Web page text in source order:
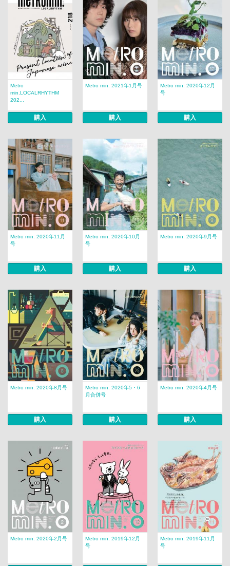
Metro
min.LOCALRHYTHM
202...
購入
Metro min. 2021年1月号
購入
Metro min. 2020年12月
号
購入
Metro min. 2020年11月
号
購入
Metro min. 2020年10月
号
購入
Metro min. 2020年9月号
購入
Metro min. 2020年8月号
購入
Metro min. 2020年5・6
月合併号
購入
Metro min. 2020年4月号
購入
Metro min. 2020年2月号
Metro min. 2019年12月
号
Metro min. 2019年11月
号